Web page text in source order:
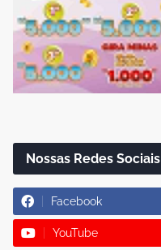
Nossas Redes Sociais
Facebook
YouTube